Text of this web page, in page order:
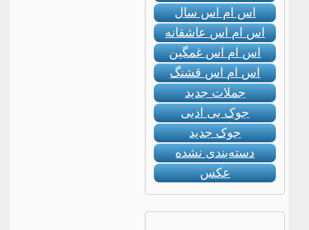
اس ام اس سال
اس ام اس عاشقانه
اس ام اس غمگین
اس ام اس قشنگ
جملات جدید
جوک بی ادبی
جوک جدید
دسته‌بندی نشده
عکس